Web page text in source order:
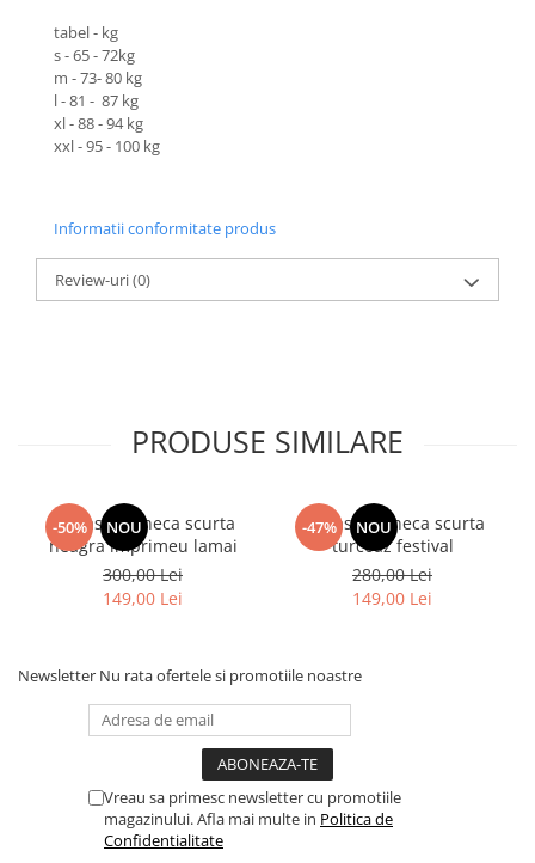
tabel - kg
s - 65 - 72kg
m - 73- 80 kg
l - 81 - 87 kg
xl - 88 - 94 kg
xxl - 95 - 100 kg
Informatii conformitate produs
Review-uri(0)
PRODUSE SIMILARE
-50% NOU
camasa maneca scurta
neagra imprimeu lamai
300,00 Lei
149,00 Lei
-47% NOU
camasa maneca scurta
turcoaz festival
280,00 Lei
149,00 Lei
Newsletter Nu rata ofertele si promotiile noastre
Vreau sa primesc newsletter cu promotiile
magazinului. Afla mai multe in Politica de
Confidentialitate